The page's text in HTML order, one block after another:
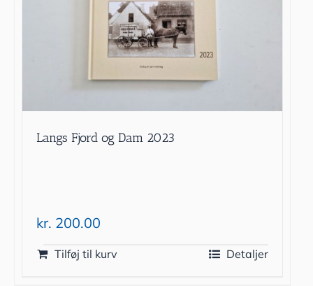
Langs Fjord og Dam 2023
kr. 200.00
Tilføj til kurv Detaljer